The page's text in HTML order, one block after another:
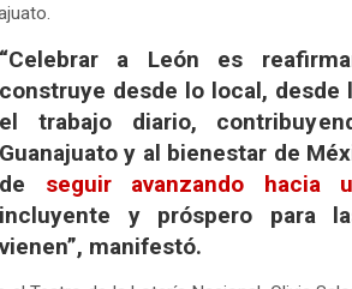
“Celebrar a León es
construye desde lo local, desde
el trabajo diario,
Guanajuato y al bienestar de
de seguir avanzando hacia
incluyente y próspero para
vienen”, manifestó.